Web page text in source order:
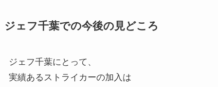
ジェフ千葉での今後の見どころ
ジェフ千葉にとって、
実績あるストライカーの加入は